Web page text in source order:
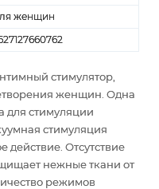
женщин
стимулятор,
женщин. Одна
для стимуляции
стимуляция
действие. Отсутствие
нежные ткани от
режимов